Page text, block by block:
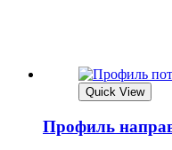
Quick View
Профиль